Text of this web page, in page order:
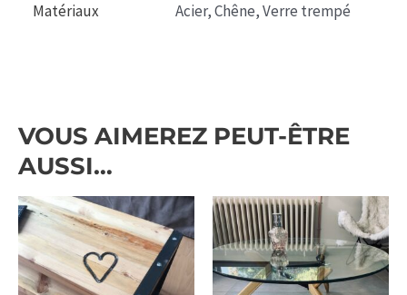
Matériaux Acier, Chêne, Verre trempé
VOUS AIMEREZ PEUT-ÊTRE
AUSSI…